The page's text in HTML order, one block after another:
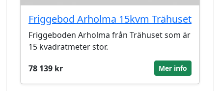
Friggebod Arholma 15kvm Trähuset
Friggeboden Arholma från Trähuset som är
15 kvadratmeter stor.
78 139 kr
Mer info